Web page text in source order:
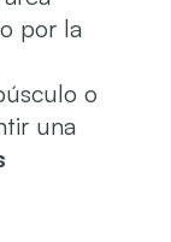
por la
o
una